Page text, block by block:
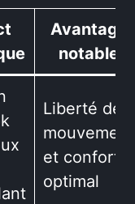
Avantage
notable
Liberté de
mouvement
et confort
optimal